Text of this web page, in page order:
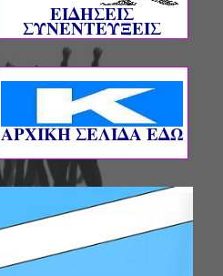
ΕΙΔΗΣΕΙΣ
ΣΥΝΕΝΤΕΥΞΕΙΣ
AΡΧΙΚΗ ΣΕΛΙΔΑ ΕΔΩ